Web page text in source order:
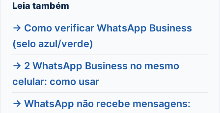
Leia também
→ Como verificar WhatsApp Business
(selo azul/verde)
→ 2 WhatsApp Business no mesmo
celular: como usar
→ WhatsApp não recebe mensagens: